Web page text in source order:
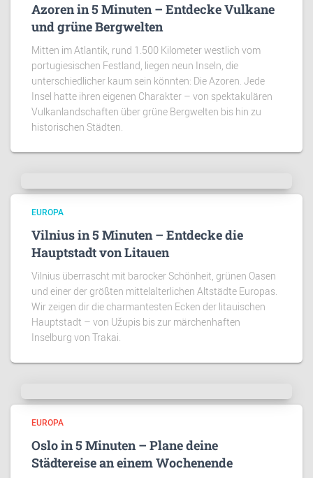
Azoren in 5 Minuten – Entdecke Vulkane
und grüne Bergwelten
Mitten im Atlantik, rund 1.500 Kilometer westlich vom
portugiesischen Festland, liegen neun Inseln, die
unterschiedlicher kaum sein könnten: Die Azoren. Jede
Insel hatte ihren eigenen Charakter – von spektakulären
Vulkanlandschaften über grüne Bergwelten bis hin zu
historischen Städten.
EUROPA
Vilnius in 5 Minuten – Entdecke die
Hauptstadt von Litauen
Vilnius überrascht mit barocker Schönheit, grünen Oasen
und einer der größten mittelalterlichen Altstädte Europas.
Wir zeigen dir die charmantesten Ecken der litauischen
Hauptstadt – von Užupis bis zur märchenhaften
Inselburg von Trakai.
EUROPA
Oslo in 5 Minuten – Plane deine
Städtereise an einem Wochenende